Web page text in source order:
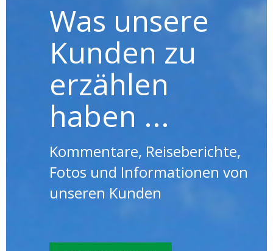
Was unsere
Kunden zu
erzählen
haben ...
Kommentare, Reiseberichte,
Fotos und Informationen von
unseren Kunden